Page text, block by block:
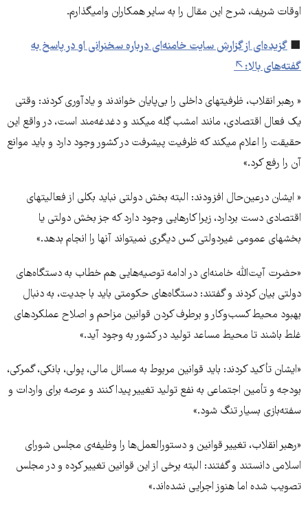
اوقات شریف، شرح این مقال را به سایر همکاران وامیگذارم.
■ گزیده‌ای از گزارش سایت خامنه‌ای درباره سخنرانی او در پاسخ به
گفته‌های بالا:
« رهبر انقلاب، ظرفیتهای داخلی را بی‌پایان خواندند و یادآوری کردند: وقتی
یک فعال اقتصادی، مانند امشب گِله میکند و دغدغه‌مند است، در واقع این
حقیقت را اعلام میکند که ظرفیت پیشرفت در کشور وجود دارد و باید موانع
آن را رفع کرد.»
« ایشان درعین‌حال افزودند: البته بخش دولتی نباید بکلی از فعالیتهای
اقتصادی دست بردارد، زیرا کارهایی وجود دارد که جز بخش دولتی یا
بخشهای عمومی غیردولتی کس دیگری نمیتواند آنها را انجام بدهد.»
«حضرت آیت‌الله خامنه‌ای در ادامه توصیه‌هایی هم خطاب به دستگاه‌های
دولتی بیان کردند و گفتند: دستگاه‌های حکومتی باید با جدیت، به دنبال
بهبود محیط کسب‌وکار و برطرف کردن قوانین مزاحم و اصلاح عملکردهای
غلط باشند تا محیط مساعد تولید در کشور به وجود آید.»
«ایشان تأکید کردند: باید قوانین مربوط به مسائل مالی، پولی، بانکی، گمرکی،
بودجه و تأمین اجتماعی به نفع تولید تغییر پیدا کنند و عرصه برای واردات و
سفته‌بازی بسیار تنگ شود.»
«رهبر انقلاب، تغییر قوانین و دستورالعمل‌ها را وظیفه‌ی مجلس شورای
اسلامی دانستند و گفتند: البته برخی از این قوانین تغییر کرده و در مجلس
تصویب شده اما هنوز اجرایی نشده‌اند.»